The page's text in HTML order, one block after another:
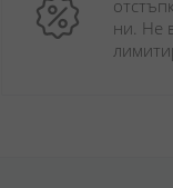
ни. Не